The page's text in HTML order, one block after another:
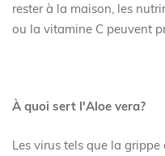
rester à la maison, les
ou la vitamine C peuvent
À quoi sert l'Aloe vera?
Les virus tels que la